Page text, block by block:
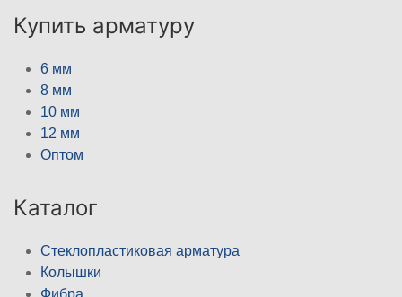
Купить арматуру
6 мм
8 мм
10 мм
12 мм
Оптом
Каталог
Стеклопластиковая арматура
Колышки
Фибра